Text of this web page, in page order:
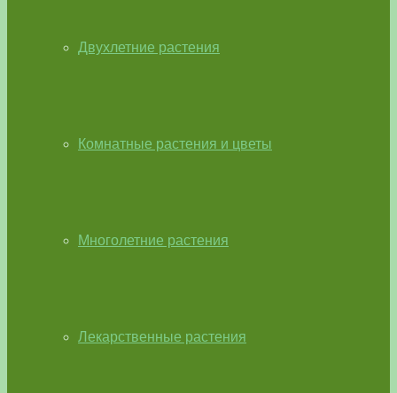
Двухлетние растения
Комнатные растения и цветы
Многолетние растения
Лекарственные растения